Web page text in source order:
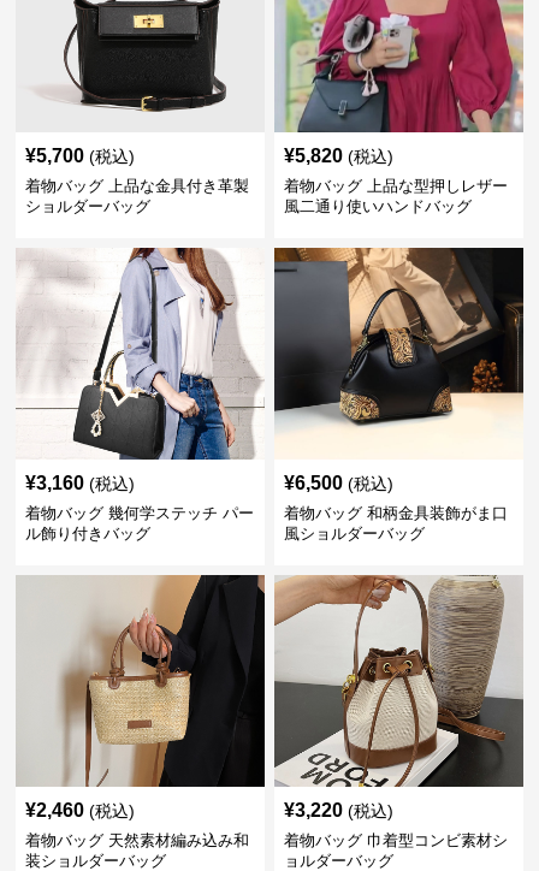
¥5,700 (税込)
着物バッグ 上品な金具付き革製
ショルダーバッグ
¥5,820 (税込)
着物バッグ 上品な型押しレザー
風二通り使いハンドバッグ
¥3,160 (税込)
着物バッグ 幾何学ステッチ パー
ル飾り付きバッグ
¥6,500 (税込)
着物バッグ 和柄金具装飾がま口
風ショルダーバッグ
¥2,460 (税込)
着物バッグ 天然素材編み込み和
装ショルダーバッグ
¥3,220 (税込)
着物バッグ 巾着型コンビ素材シ
ョルダーバッグ